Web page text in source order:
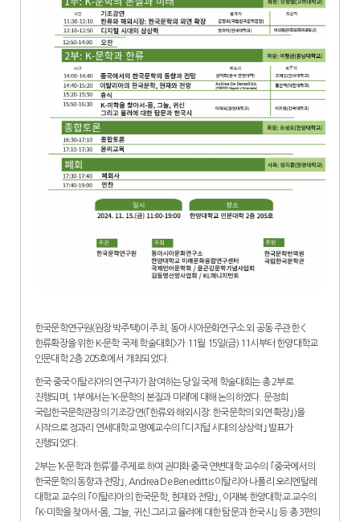
한국문학연구원(원장 박주택)이 주최, 동아시아문화연구소 외 공동 주관한 <
한류확장을 위한 K-문학 국제 학술대회>가 11월 15일(금) 11시부터 한양대학교
인문대학 2층 205호에서 개최되었다.
한국·중국·이탈리아의 연구자가 참여하는 당일 국제 학술대회는 총 2부로
진행되며, 1부에서는 ‘K-문학의 본질과 미래’에 대해 논의하였다. 문정희
국립한국문학관장의 기조강연(｢한류와 해외시장: 한국문학의 외연 확장｣)을
시작으로 정과리 연세대학교 명예교수의 ｢디지털 시대의 상상력｣ 발표가
진행되었다.
2부는 ‘K-문학과 한류’를 주제로 하여 권미화 중국 연변대학 교수의 ｢중국에서의
한국문학의 동향과 전망｣, Andrea De Benedittis 이탈리아 나폴리 오리엔탈레
대학교 교수의 ｢이탈리아의 한국문학, 현재와 전망｣, 이재복 한양대학교 교수의
｢K-미학을 찾아서-몸, 그늘, 귀신 그리고 율려에 대한 탐문과 한국시｣ 등 총 3편의